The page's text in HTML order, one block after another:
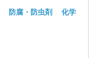
防腐・防虫剤
化学